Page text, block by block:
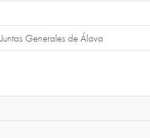
Juntas Generales de Álava